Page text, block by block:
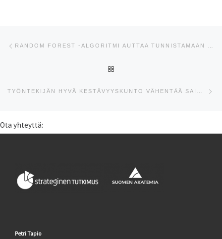
Artikkelien navigointi
Ota yhteyttä:
Petri Tapio